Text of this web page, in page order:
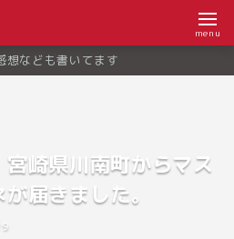
menu
想なども書いてます
宮崎県川南町からマス
届きました。